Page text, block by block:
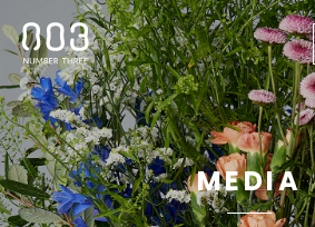
MEDIA
TOP
PRODUCTS